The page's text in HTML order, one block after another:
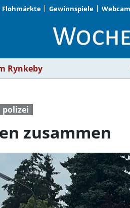
Flohmärkte Gewinnspiele
Rynkeby
polizei
zusammen